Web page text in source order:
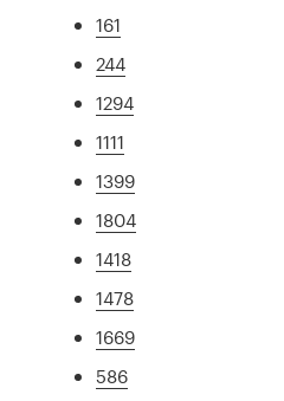
161
244
1294
1111
1399
1804
1418
1478
1669
586